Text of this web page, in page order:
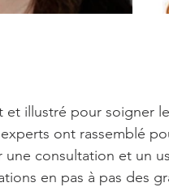
illustré pour soigner
ont rassemblé
consultation et un
en pas à pas des